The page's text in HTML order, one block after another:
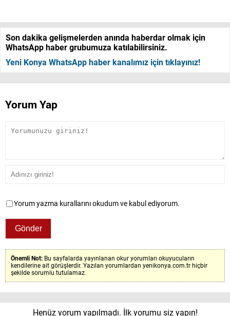
Son dakika gelişmelerden anında haberdar olmak için
WhatsApp haber grubumuza katılabilirsiniz.
Yeni Konya WhatsApp haber kanalımız için tıklayınız!
Yorum Yap
Yorum yazma kurallarını okudum ve kabul ediyorum.
Önemli Not: Bu sayfalarda yayınlanan okur yorumları okuyucuların
kendilerine ait görüşlerdir. Yazılan yorumlardan yenikonya.com.tr hiçbir
şekilde sorumlu tutulamaz.
Henüz yorum yapılmadı. İlk yorumu siz yapın!